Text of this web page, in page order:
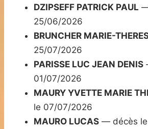
DZIPSEFF PATRICK PAUL
25/06/2026
BRUNCHER MARIE-
25/07/2026
PARISSE LUC JEAN DENIS
01/07/2026
MAURY YVETTE MARIE
le 07/07/2026
MAURO LUCAS — décès